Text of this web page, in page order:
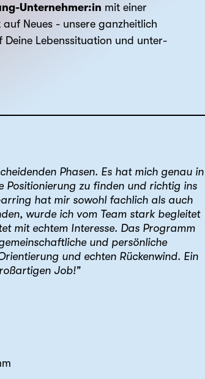
Unternehmer:in mit einer
Neues - unsere ganzheitlich
Deine Lebenssituation und unter­
Phasen. Es hat mich genau in
Positionierung zu finden und richtig ins
hat mir sowohl fachlich als auch
wurde ich vom Team stark begleitet
mit echtem Interesse. Das Programm
und persönliche
und echten Rückenwind. Ein
Job!"